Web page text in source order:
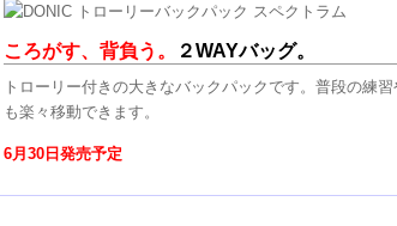
ころがす、背負う。 ２WAYバッグ。
トローリー付きの大きなバックパックです。普段の練
も楽々移動できます。
6月30日発売予定